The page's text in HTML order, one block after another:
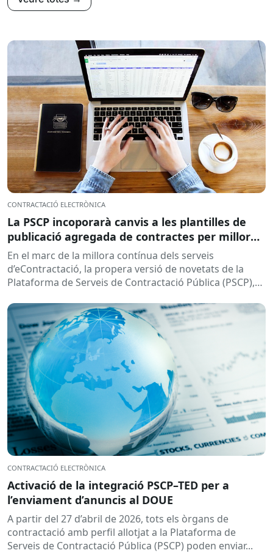
CONTRACTACIÓ ELECTRÒNICA
La PSCP incoporarà canvis a les plantilles de
publicació agregada de contractes per millorar
la integració amb el RPC
En el marc de la millora contínua dels serveis
d’eContractació, la propera versió de novetats de la
Plataforma de Serveis de Contractació Pública (PSCP),
CONTRACTACIÓ ELECTRÒNICA
Activació de la integració PSCP–TED per a
l’enviament d’anuncis al DOUE
A partir del 27 d’abril de 2026, tots els òrgans de
contractació amb perfil allotjat a la Plataforma de
Serveis de Contractació Pública (PSCP) poden enviar...